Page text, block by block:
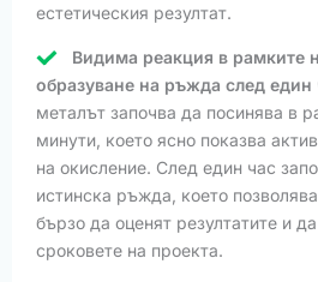
естетическия резултат.
Видима реакция в рамките
образуване на ръжда след един
металът започва да посинява в
минути, което ясно показва
на окисление. След един час
истинска ръжда, което
бързо да оценят резултатите и
сроковете на проекта.